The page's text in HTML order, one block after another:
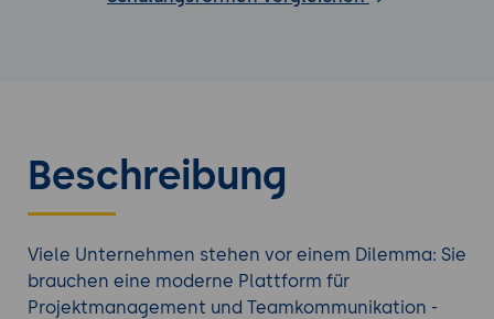
Beschreibung
Viele Unternehmen stehen vor einem Dilemma: Sie
brauchen eine moderne Plattform für
Projektmanagement und Teamkommunikation -